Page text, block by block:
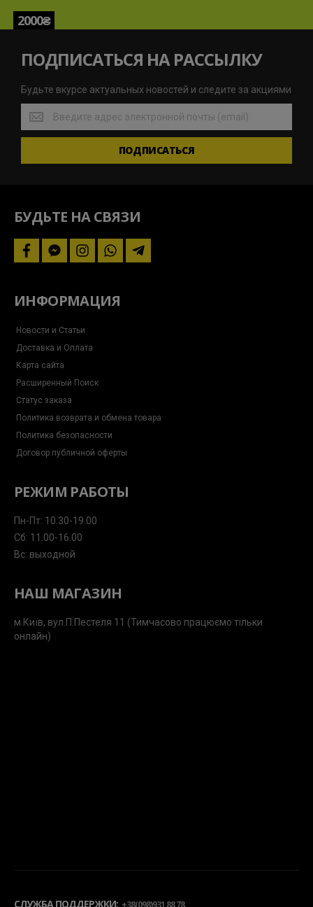
2000₴
ПОДПИСАТЬСЯ НА РАССЫЛКУ
Будьте вкурсе актуальных новостей и следите за акциями
Будьте
вкурсе
актуальных
и
ПОДПИСАТЬСЯ
БУДЬТЕ НА СВЯЗИ
facebookfacebook-
messenger
instagram
whatsapptelegram-
plane
ИНФОРМАЦИЯ
Новости и Статьи
Доставка и Оплата
Карта сайта
Расширенный Поиск
Статус заказа
Политика возврата и обмена товара
Политика безопасности
Договор публичной оферты
РЕЖИМ РАБОТЫ
Пн-Пт: 10.30-19.00
Сб: 11.00-16.00
Вс: выходной
НАШ МАГАЗИН
м.Київ, вул.П.Пестеля 11 (Тимчасово працюємо тільки
онлайн)
СЛУЖБА ПОДДЕРЖКИ: +38(098)931 88 78